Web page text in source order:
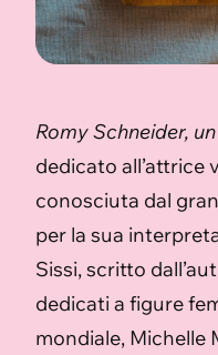
Romy Schneider,
dedicato all’attrice
conosciuta dal
per la sua
Sissi, scritto
dedicati a figure
mondiale, Michelle